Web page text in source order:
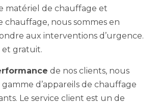
matériel de chauffage et
chauffage, nous sommes en
aux interventions d’urgence.
et gratuit.
de nos clients, nous
d’appareils de chauffage
Le service client est un de